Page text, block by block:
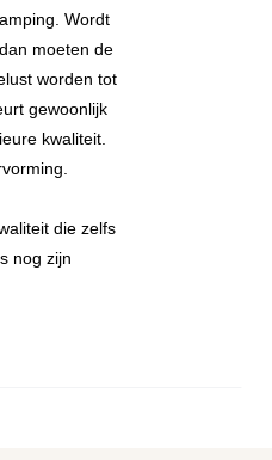
Wordt
moeten de
worden tot
gewoonlijk
kwaliteit.
die zelfs
nog zijn